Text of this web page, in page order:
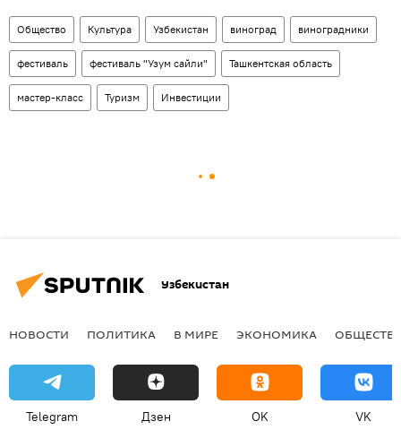
Общество Культура Узбекистан виноград виноградники
фестиваль фестиваль "Узум сайли" Ташкентская область
мастер-класс Туризм Инвестиции
Узбекистан
НОВОСТИ ПОЛИТИКА В МИРЕ ЭКОНОМИКА
Telegram Дзен OK VK